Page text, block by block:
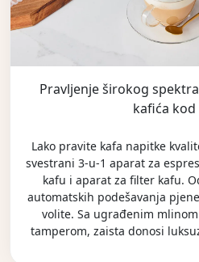
Pravljenje širokog
kafića kod
Lako pravite kafa napitke
svestrani 3-u-1 aparat za
kafu i aparat za filter kafu.
automatskih podešavanja
volite. Sa ugrađenim
tamperom, zaista donosi